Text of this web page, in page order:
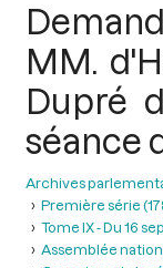
MM.
Dupré
séance
Archives
Première série
Tome IX - Du 16
Assemblée